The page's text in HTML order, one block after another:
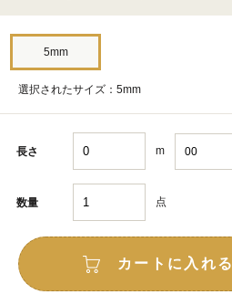
5mm
選択されたサイズ：5mm
長さ m
数量 点
カートに入れる